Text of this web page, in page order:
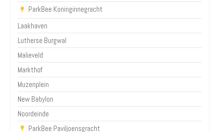
ParkBee Koninginnegracht
Laakhaven
Lutherse Burgwal
Malieveld
Markthof
Muzenplein
New Babylon
Noordeinde
ParkBee Paviljoensgracht